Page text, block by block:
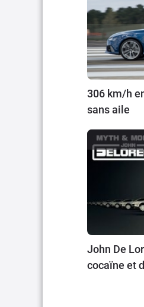
306 km/h
sans aile
John De
cocaïne et